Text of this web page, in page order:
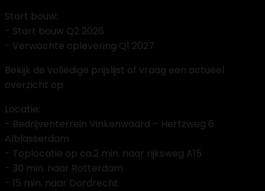
Start bouw:
- Start bouw Q2 2026
- Verwachte oplevering Q1 2027
Bekijk de volledige prijslijst of vraag een actueel
overzicht op.
Locatie:
- Bedrijventerrein Vinkenwaard – Hertzweg 6
Alblasserdam
- Toplocatie op ca.2 min. naar rijksweg A15
- 30 min. naar Rotterdam
- 15 min. naar Dordrecht